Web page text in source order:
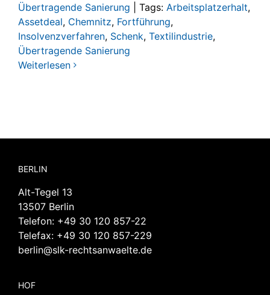
Übertragende Sanierung
Tags: Arbeitsplatzerhalt,
Assetdeal, Chemnitz, Fortführung,
Insolvenzverfahren, Schenk, Textilindustrie,
Übertragende Sanierung
Weiterlesen
BERLIN
Alt-Tegel 13
13507 Berlin
Telefon: +49 30 120 857-22
Telefax: +49 30 120 857-229
berlin@slk-rechtsanwaelte.de
HOF